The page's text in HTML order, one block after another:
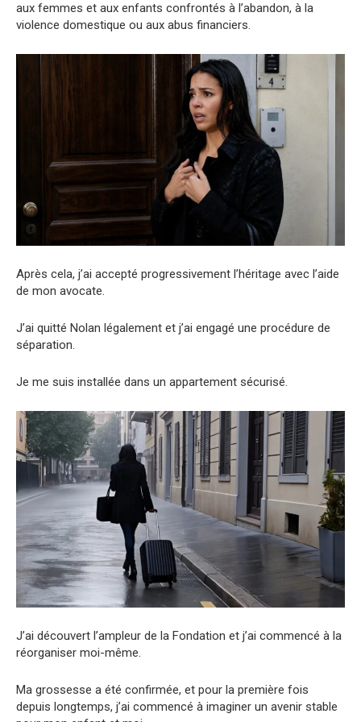
aux femmes et aux enfants confrontés à l’abandon, à la
violence domestique ou aux abus financiers.
Après cela, j’ai accepté progressivement l’héritage avec l’aide
de mon avocate.
J’ai quitté Nolan légalement et j’ai engagé une procédure de
séparation.
Je me suis installée dans un appartement sécurisé.
J’ai découvert l’ampleur de la Fondation et j’ai commencé à la
réorganiser moi-même.
Ma grossesse a été confirmée, et pour la première fois
depuis longtemps, j’ai commencé à imaginer un avenir stable